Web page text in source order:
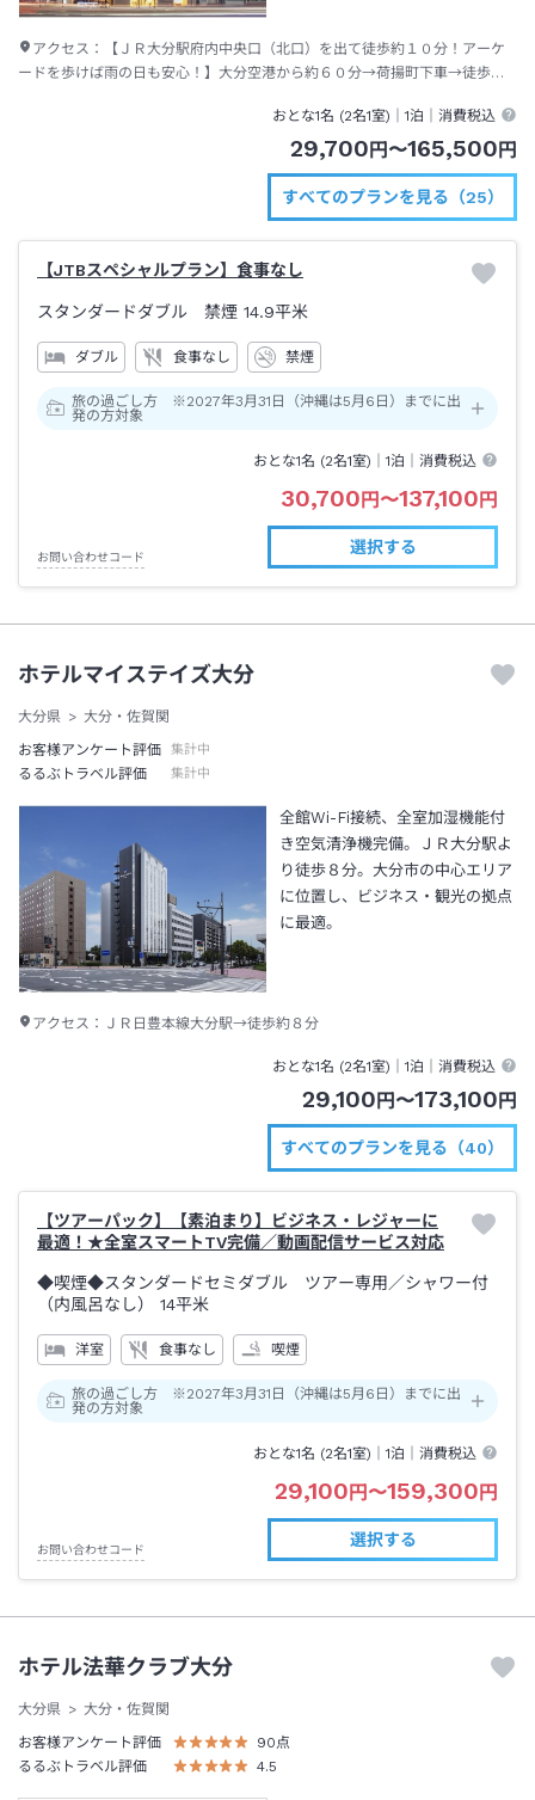
アクセス：
【ＪＲ大分駅府内中央口（北口）を出て徒歩約１０分！アーケ
ードを歩けば雨の日も安心！】大分空港から約６０分→荷揚町下車→徒歩約
おとな1名 (2名1室)｜1泊 ｜消費税込
29,700円〜165,500円
すべてのプランを見る（25）
【JTBスペシャルプラン】食事なし
スタンダードダブル 禁煙 14.9平米
ダブル 食事なし 禁煙
旅の過ごし方 ※2027年3月31日（沖縄は5月6日）までに出
発の方対象
おとな1名 (2名1室)｜1泊 ｜消費税込
30,700円〜137,100円
お問い合わせコード
選択する
ホテルマイステイズ大分
大分県
大分・佐賀関
お客様アンケート評価
集計中
るるぶトラベル評価 集計中
全館Wi-Fi接続、全室加湿機能付
き空気清浄機完備。ＪＲ大分駅よ
り徒歩８分。大分市の中心エリア
に位置し、ビジネス・観光の拠点
に最適。
アクセス： ＪＲ日豊本線大分駅→徒歩約８分
おとな1名 (2名1室)｜1泊 ｜消費税込
29,100円〜173,100円
すべてのプランを見る（40）
【ツアーパック】【素泊まり】ビジネス・レジャーに
最適！★全室スマートTV完備／動画配信サービス対応
◆喫煙◆スタンダードセミダブル ツアー専用 ／シャワー付
（内風呂なし） 14平米
洋室 食事なし 喫煙
旅の過ごし方 ※2027年3月31日（沖縄は5月6日）までに出
発の方対象
おとな1名 (2名1室)｜1泊 ｜消費税込
29,100円〜159,300円
お問い合わせコード
選択する
ホテル法華クラブ大分
大分県
大分・佐賀関
お客様アンケート評価
90点
るるぶトラベル評価
4.5